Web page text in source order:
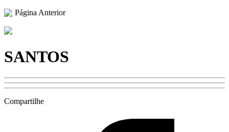
Página Anterior
SANTOS
Compartilhe